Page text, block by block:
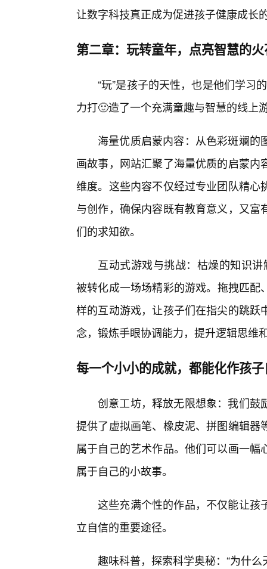
让数字科技真正成为促进孩子健康成长
第二章：玩转童年，点亮智慧的
“玩”是孩子的天性，也是他们学习
力打🙂造了一个充满童趣与智慧的线上
海量优质启蒙内容：从色彩斑斓
画故事，网站汇聚了海量优质的启蒙
维度。这些内容不仅经过专业团队精
与创作，确保内容既有教育意义，又
们的求知欲。
互动式游戏与挑战：枯燥的知识
被转化成一场场精彩的游戏。拖拽匹
样的互动游戏，让孩子们在指尖的跳
念，锻炼手眼协调能力，提升逻辑思维
每一个小小的成就，都能化作孩
创意工坊，释放无限想象：我们鼓
提供了虚拟画笔、橡皮泥、拼图编辑
属于自己的艺术作品。他们可以画一
属于自己的小故事。
这些充满个性的作品，不仅能让孩
立自信的重要途径。
趣味科普，探索科学奥秘：“为什